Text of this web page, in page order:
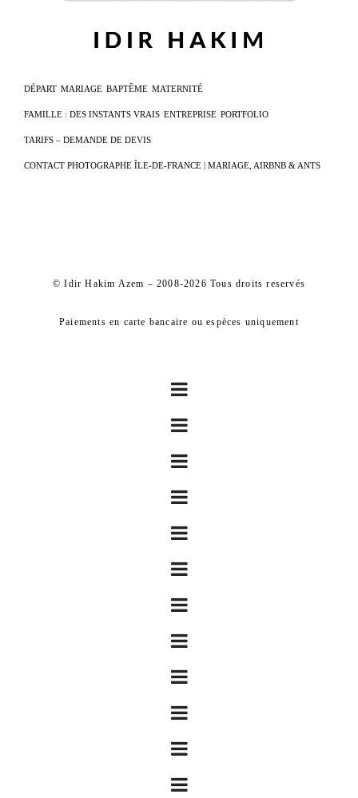
DÉPART MARIAGE BAPTÊME MATERNITÉ
FAMILLE : DES INSTANTS VRAIS ENTREPRISE PORTFOLIO
TARIFS – DEMANDE DE DEVIS
CONTACT PHOTOGRAPHE ÎLE-DE-FRANCE | MARIAGE, AIRBNB & ANTS
© Idir Hakim Azem – 2008-2026 Tous droits reservés
Paiements en carte bancaire ou espèces uniquement